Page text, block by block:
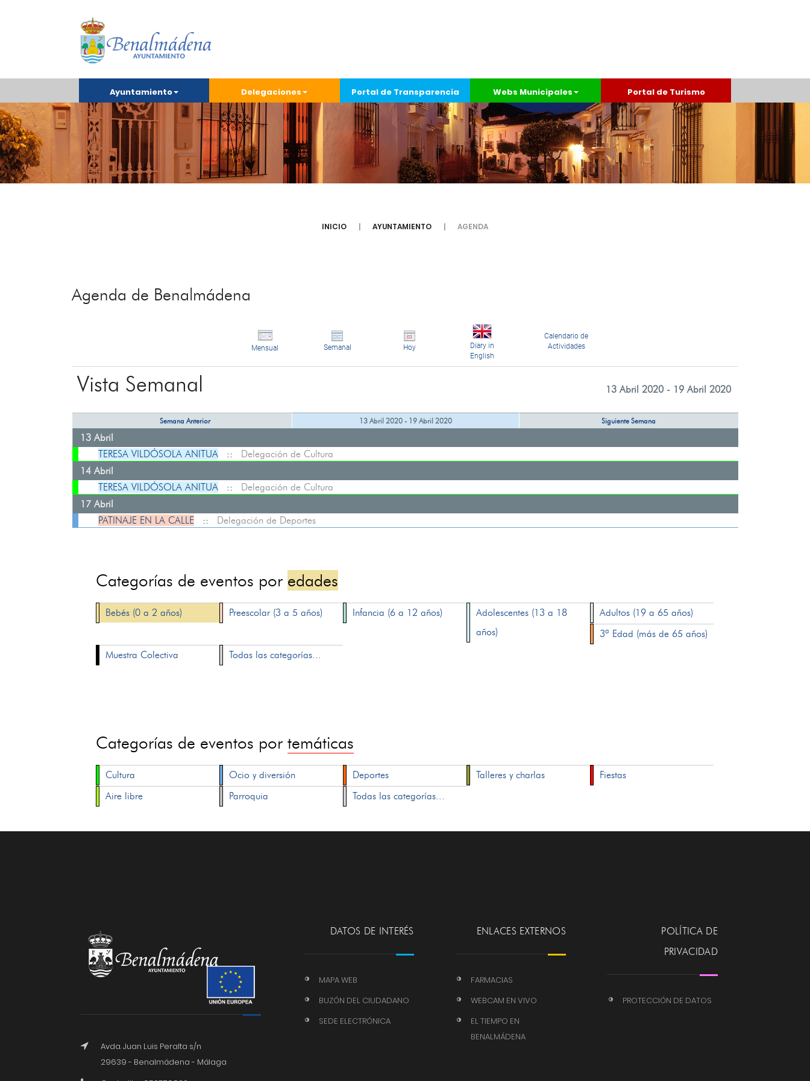
Ayuntamiento Delegaciones Portal de Transparencia Webs Municipales Portal de Turismo
INICIO AYUNTAMIENTO AGENDA
Agenda de Benalmádena
Mensual Semanal Hoy
Diary in
English
Calendario de
Actividades
Vista Semanal 13 Abril 2020 - 19 Abril 2020
Semana Anterior 13 Abril 2020 - 19 Abril 2020 Siguiente Semana
13 Abril
TERESA VILDÓSOLA ANITUA:: Delegación de Cultura
14 Abril
TERESA VILDÓSOLA ANITUA:: Delegación de Cultura
17 Abril
PATINAJE EN LA CALLE :: Delegación de Deportes
Categorías de eventos por edades
Bebés (0 a 2 años) Preescolar (3 a 5 años) Infancia (6 a 12 años)
Adolescentes (13 a 18
años)
Adultos (19 a 65 años)
3ª Edad (más de 65 años)
Muestra Colectiva
Todas las categorías...
Categorías de eventos portemáticas
Cultura Ocio y diversión Deportes Talleres y charlas
Fiestas
Aire libre
Parroquia Todas las categorías...
Avda. Juan Luis Peralta s/n
29639 - Benalmádena - Málaga
DATOS DE INTERÉS
MAPA WEB
BUZÓN DEL CIUDADANO
SEDE ELECTRÓNICA
ENLACES EXTERNOS
FARMACIAS
WEBCAM EN VIVO
EL TIEMPO EN
BENALMÁDENA
POLÍTICA DE
PRIVACIDAD
PROTECCIÓN DE DATOS